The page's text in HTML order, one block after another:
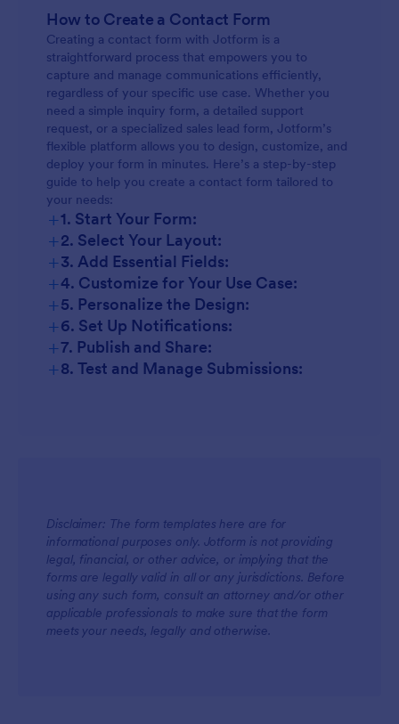
How to Create a Contact Form
Creating a contact form with Jotform is a
straightforward process that empowers you to
capture and manage communications efficiently,
regardless of your specific use case. Whether you
need a simple inquiry form, a detailed support
request, or a specialized sales lead form, Jotform’s
flexible platform allows you to design, customize, and
deploy your form in minutes. Here’s a step-by-step
guide to help you create a contact form tailored to
your needs:
+1. Start Your Form:
+2. Select Your Layout:
+3. Add Essential Fields:
+4. Customize for Your Use Case:
+5. Personalize the Design:
+6. Set Up Notifications:
+7. Publish and Share:
+8. Test and Manage Submissions:
Disclaimer: The form templates here are for
informational purposes only. Jotform is not providing
legal, financial, or other advice, or implying that the
forms are legally valid in all or any jurisdictions. Before
using any such form, consult an attorney and/or other
applicable professionals to make sure that the form
meets your needs, legally and otherwise.